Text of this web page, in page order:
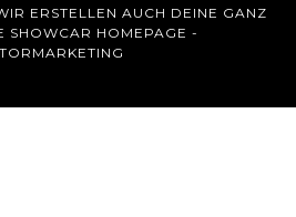
ERSTELLEN AUCH DEINE GANZ
SHOWCAR HOMEPAGE -